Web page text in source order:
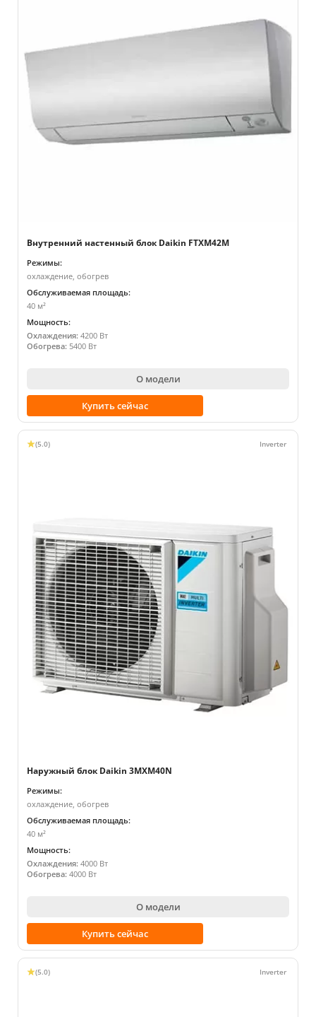
Внутренний настенный блок Daikin FTXM42M
Режимы:
охлаждение, обогрев
Обслуживаемая площадь:
40 м²
Мощность:
Охлаждения: 4200 Вт
Обогрева: 5400 Вт
О модели
Купить сейчас
(5.0)
Наружный блок Daikin 3MXM40N
Режимы:
охлаждение, обогрев
Обслуживаемая площадь:
40 м²
Мощность:
Охлаждения: 4000 Вт
Обогрева: 4000 Вт
О модели
Купить сейчас
(5.0)